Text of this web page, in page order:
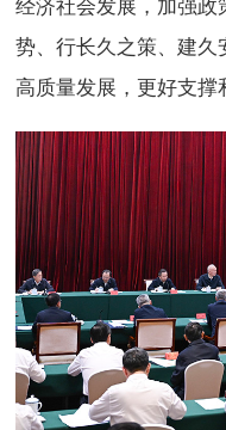
势、行长久之策、建
高质量发展，更好支撑